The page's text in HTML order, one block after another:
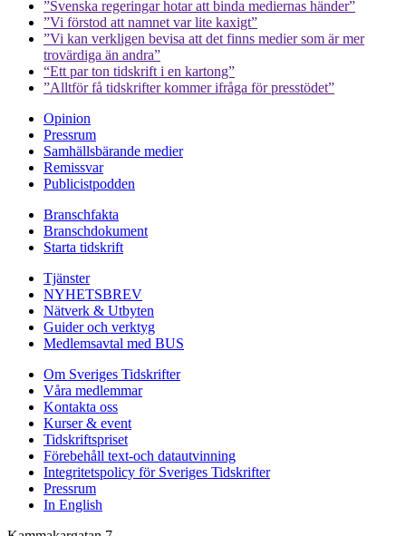
”Svenska regeringar hotar att binda mediernas händer”
”Vi förstod att namnet var lite kaxigt”
”Vi kan verkligen bevisa att det finns medier som är mer
trovärdiga än andra”
“Ett par ton tidskrift i en kartong”
”Alltför få tidskrifter kommer ifråga för presstödet”
Opinion
Pressrum
Samhällsbärande medier
Remissvar
Publicistpodden
Branschfakta
Branschdokument
Starta tidskrift
Tjänster
NYHETSBREV
Nätverk & Utbyten
Guider och verktyg
Medlemsavtal med BUS
Om Sveriges Tidskrifter
Våra medlemmar
Kontakta oss
Kurser & event
Tidskriftspriset
Förebehåll text-och datautvinning
Integritetspolicy för Sveriges Tidskrifter
Pressrum
In English